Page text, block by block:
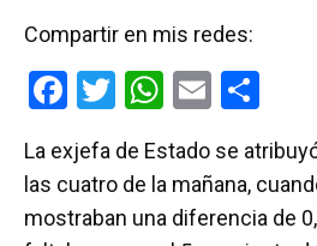
Compartir en mis redes:
F
ce
b
T
tt
er
W
at
s
E
ail m
p
La exjefa de Estado se
las cuatro de la mañana,
mostraban una diferencia de